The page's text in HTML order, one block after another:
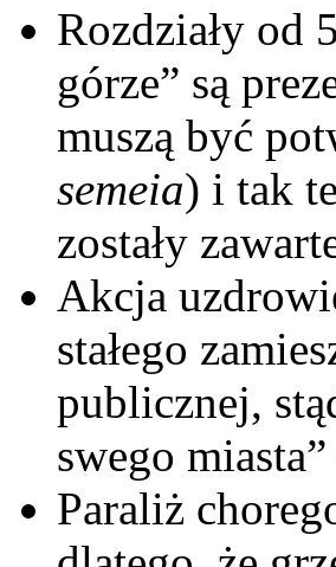
Rozdziały od
górze” są
muszą być
semeia) i tak
zostały
Akcja
stałego
publicznej,
swego
Paraliż